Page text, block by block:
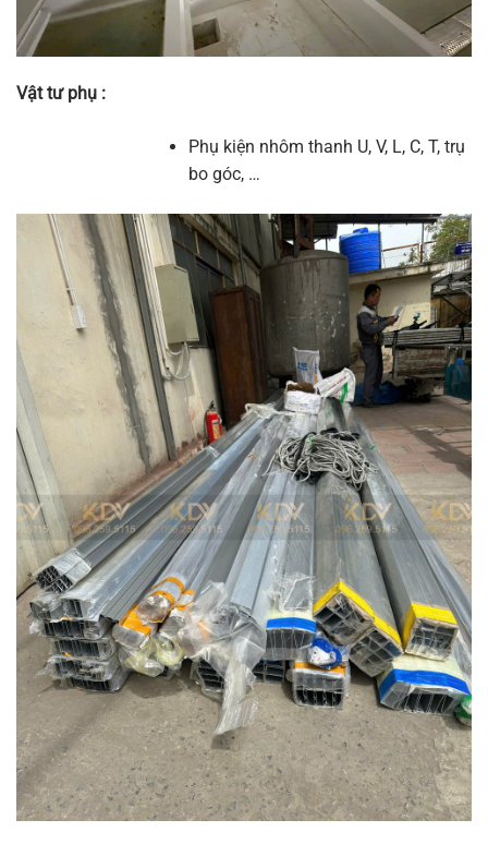
Vật tư phụ :
Phụ kiện nhôm thanh U, V, L, C, T, trụ
bo góc, …